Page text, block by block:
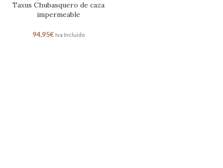
Taxus Chubasquero de caza
impermeable
94,95€ Iva Incluido